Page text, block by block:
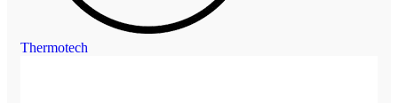
Thermotech